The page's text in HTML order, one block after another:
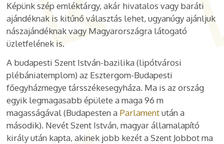
Képünk szép emléktárgy, akár hivatalos vagy baráti
ajándéknak is kitűnő választás lehet, ugyanúgy ajánljuk
nászajándéknak vagy Magyarországra látogató
üzletfelének is.
A budapesti Szent István-bazilika (lipótvárosi
plébániatemplom) az Esztergom-Budapesti
főegyházmegye társszékesegyháza. Ma is az ország
egyik legmagasabb épülete a maga 96 m
magasságával (Budapesten a Parlament után a
második). Nevét Szent István, magyar államalapító
király után kapta, akinek jobb kezét a Szent Jobbot ma